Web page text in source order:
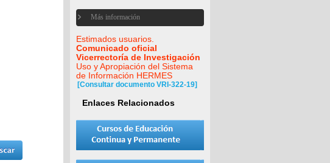
Más información
Estimados usuarios.
Comunicado oficial
Vicerrectoría de Investigación
Uso y Apropiación del Sistema
de Información HERMES
[Consultar documento VRI-322-19]
Enlaces Relacionados